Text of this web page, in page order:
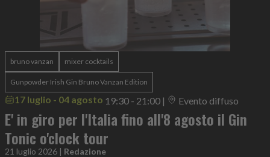
bruno vanzan mixer cocktails
Gunpowder Irish Gin Bruno Vanzan Edition
17 luglio - 04 agosto 19:30 - 21:00 | Evento diffuso
E' in giro per l'Italia fino all'8 agosto il Gin
Tonic o'clock tour
21 luglio 2026 | Redazione